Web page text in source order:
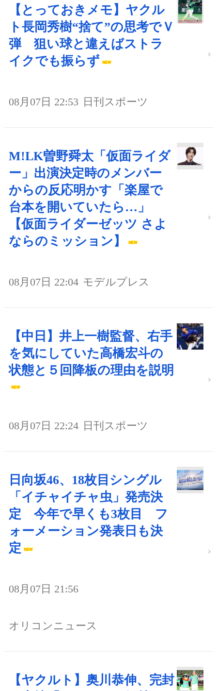
【とっておきメモ】ヤクル
ト長岡秀樹“捨て”の思考でＶ
弾 狙い球と違えばストラ
イクでも振らず
08月07日 22:53 日刊スポーツ
M!LK曽野舜太「仮面ライダ
ー」出演決定時のメンバー
からの反応明かす「楽屋で
台本を開いていたら…」
【仮面ライダーゼッツ さよ
ならのミッション】
08月07日 22:04 モデルプレス
【中日】井上一樹監督、右手
を気にしていた高橋宏斗の
状態と５回降板の理由を説明
08月07日 22:24 日刊スポーツ
日向坂46、18枚目シングル
「イチャイチャ虫」発売決
定 今年で早くも3枚目 フ
ォーメーション発表日も決
定
08月07日 21:56
オリコンニュース
【ヤクルト】奥川恭伸、完封